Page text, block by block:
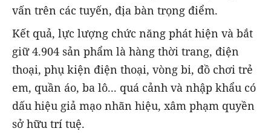
vấn trên các tuyến, địa bàn trọng điểm.
Kết quả, lực lượng chức năng phát hiện và bắt
giữ 4.904 sản phẩm là hàng thời trang, điện
thoại, phụ kiện điện thoại, vòng bi, đồ chơi trẻ
em, quần áo, ba lô... quá cảnh và nhập khẩu có
dấu hiệu giả mạo nhãn hiệu, xâm phạm quyền
sở hữu trí tuệ.